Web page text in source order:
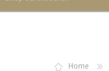
ANMELDEN
Home